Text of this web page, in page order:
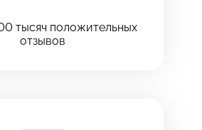
тысяч положительных
отзывов